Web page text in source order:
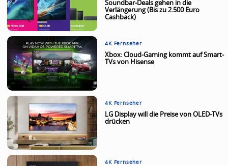
Soundbar-Deals gehen in die
Verlängerung (Bis zu 2.500 Euro
Cashback)
4K Fernseher
Xbox: Cloud-Gaming kommt auf Smart-
TVs von Hisense
4K Fernseher
LG Display will die Preise von OLED-TVs
drücken
4K Fernseher